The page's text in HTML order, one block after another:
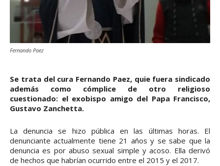
Fernando Paez
Se trata del cura Fernando Paez, quie fuera sindicado
además como cómplice de otro religioso
cuestionado: el exobispo amigo del Papa Francisco,
Gustavo Zanchetta.
La denuncia se hizo pública en las últimas horas. El
denunciante actualmente tiene 21 años y se sabe que la
denuncia es por abuso sexual simple y acoso. Ella derivó
de hechos que habrían ocurrido entre el 2015 y el 2017.